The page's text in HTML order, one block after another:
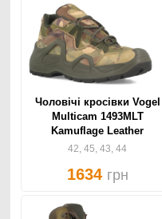
Чоловічі кросівки Vogel
Multicam 1493MLT
Kamuflage Leather
42, 45, 43, 44
1634 грн